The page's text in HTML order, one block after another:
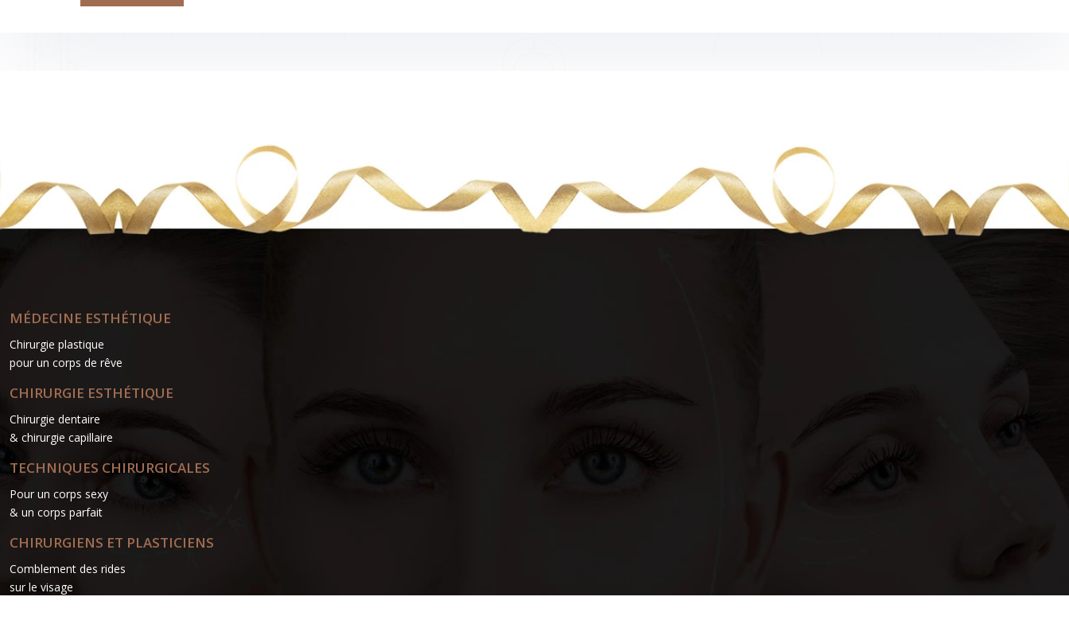
MÉDECINE ESTHÉTIQUE
Chirurgie plastique
pour un corps de rêve
CHIRURGIE ESTHÉTIQUE
Chirurgie dentaire
& chirurgie capillaire
TECHNIQUES CHIRURGICALES
Pour un corps sexy
& un corps parfait
CHIRURGIENS ET PLASTICIENS
Comblement des rides
sur le visage